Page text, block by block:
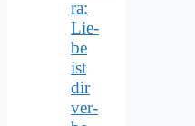
ra:
Lie­
be
ist
dir
ver­